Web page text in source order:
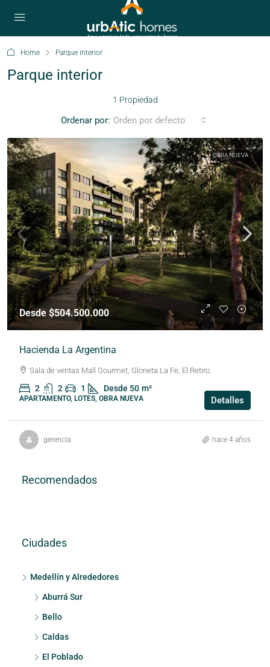
Home Parque interior
Parque interior
1 Propiedad
Ordenar por: Orden por defecto
OBRA NUEVA
Desde $504.500.000
Hacienda La Argentina
Sala de ventas Mall Gourmet, Glorieta La Fe, El Retiro.
2 2 1 Desde 50 m²
APARTAMENTO, LOTES, OBRA NUEVA Detalles
gerencia hace 4 años
Recomendados
Ciudades
Medellín y Alrededores
Aburrá Sur
Bello
Caldas
El Poblado